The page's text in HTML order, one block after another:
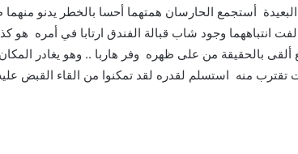
أستجمع الحارسان همتهما أحسا بالخطر يدنو منهما
انتباههما وجود شاب قبالة الفندق ارتابا في أمره هو
بالحقيقة من على ظهره وفر هاربا .. وهو يغادر
منه استسلم لقدره لقد تمكنوا من القاء القبض